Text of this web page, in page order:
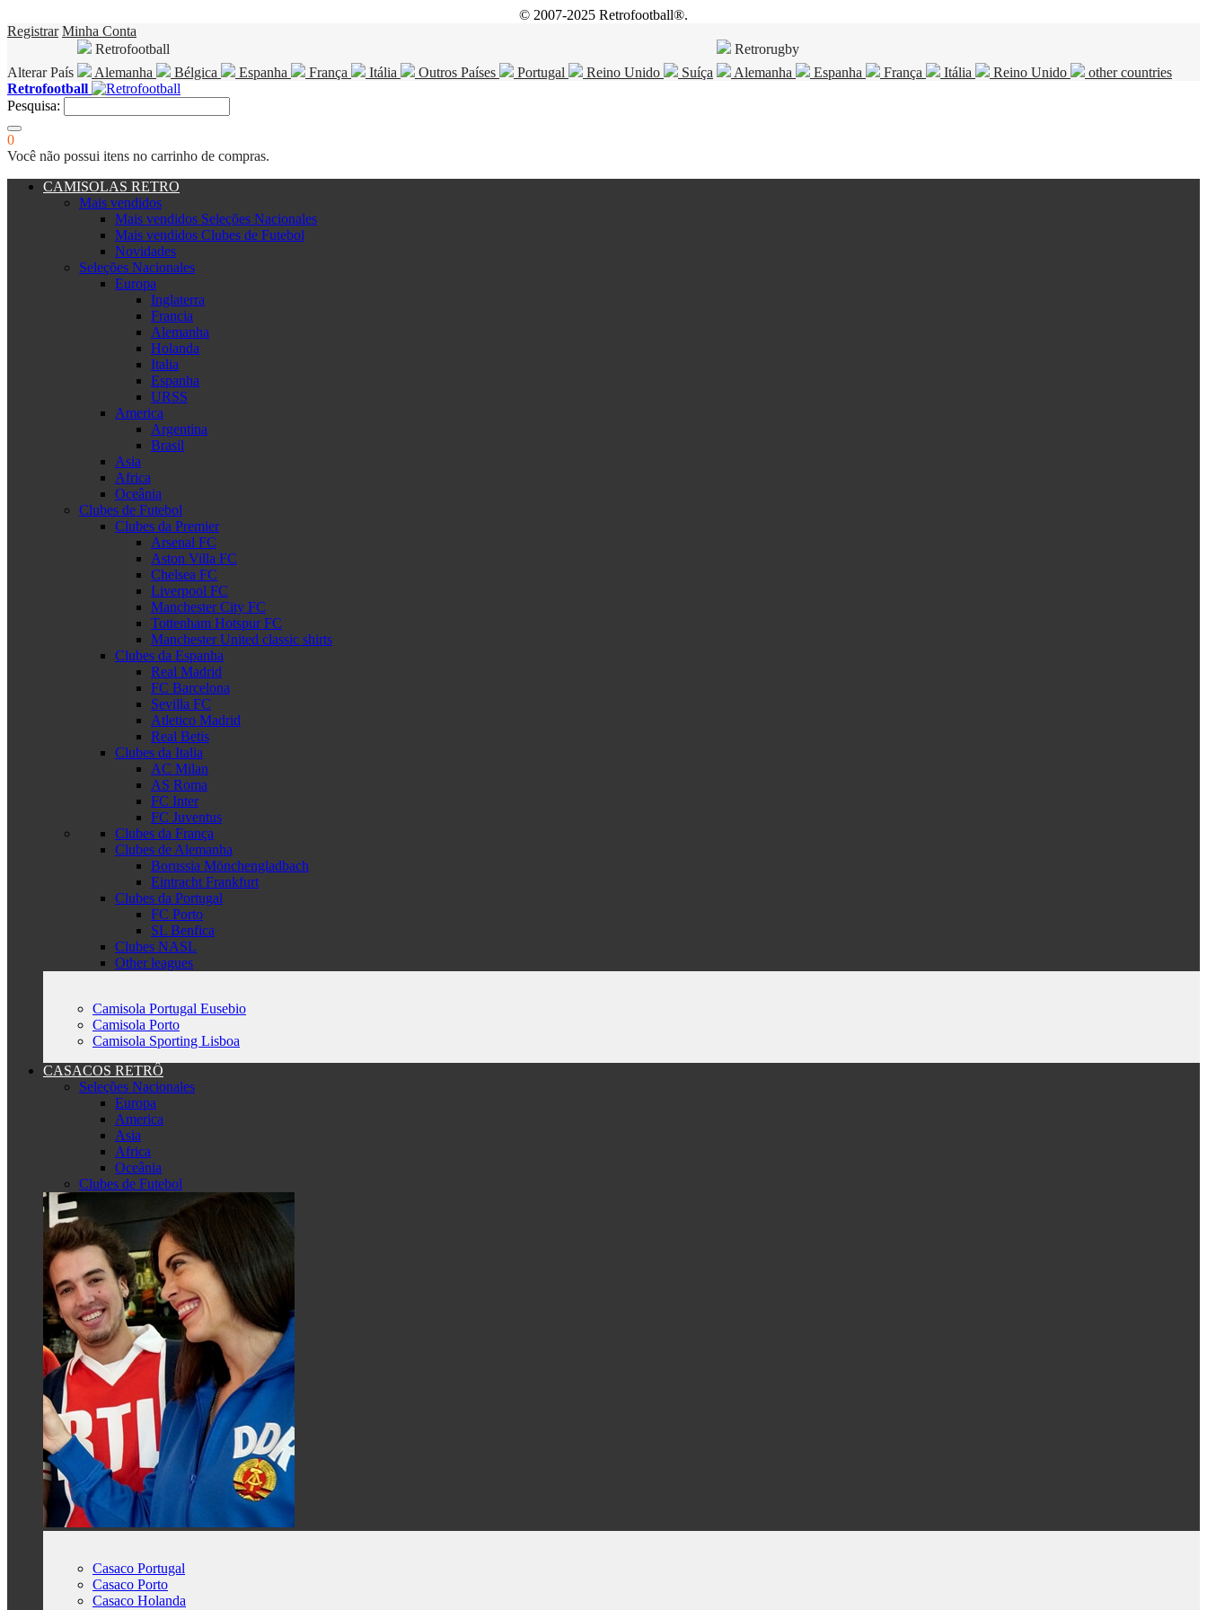
© 2007-2025 Retrofootball®.
Registrar Minha Conta
Alterar País
Retrofootball
Alemanha
Bélgica Espanha França Itália Outros Países Portugal Reino Unido Suíça
Retrorugby
Alemanha
Espanha França Itália Reino Unido
other countries
Retrofootball
Pesquisa:
0
Você não possui itens no carrinho de compras.
CAMISOLAS RETRO
Mais vendidos
Mais vendidos Seleções Nacionales
Mais vendidos Clubes de Futebol
Novidades
Seleções Nacionales
Europa
Inglaterra
Francia
Alemanha
Holanda
Italia
Espanha
URSS
America
Argentina
Brasil
Asia
Africa
Oceânia
Clubes de Futebol
Clubes da Premier
Arsenal FC
Aston Villa FC
Chelsea FC
Liverpool FC
Manchester City FC
Tottenham Hotspur FC
Manchester United classic shirts
Clubes da Espanha
Real Madrid
FC Barcelona
Sevilla FC
Atletico Madrid
Real Betis
Clubes da Italia
AC Milan
AS Roma
FC Inter
FC Juventus
Clubes da França
Clubes de Alemanha
Borussia Mönchengladbach
Eintracht Frankfurt
Clubes da Portugal
FC Porto
SL Benfica
Clubes NASL
Other leagues
Camisola Portugal Eusebio
Camisola Porto
Camisola Sporting Lisboa
CASACOS RETRÔ
Seleções Nacionales
Europa
America
Asia
Africa
Oceânia
Clubes de Futebol
Casaco Portugal
Casaco Porto
Casaco Holanda